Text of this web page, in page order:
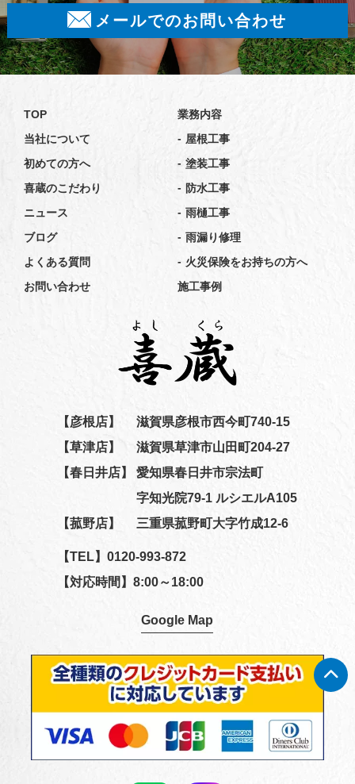
メールでのお問い合わせ
【彦根店】
滋賀県彦根市西今町740-15
【草津店】
滋賀県草津市山田町204-27
【春日井店】
愛知県春日井市宗法町
字知光院79-1 ルシエルA105
【菰野店】
三重県菰野町大字竹成12-6
【TEL】0120-993-872
【対応時間】8:00～18:00
Google Map
TOP
当社について
初めての方へ
喜蔵のこだわり
ニュース
ブログ
よくある質問
お問い合わせ
業務内容
- 屋根工事
- 塗装工事
- 防水工事
- 雨樋工事
- 雨漏り修理
- 火災保険をお持ちの方へ
施工事例